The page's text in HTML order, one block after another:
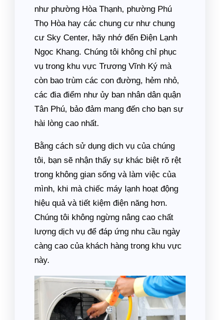
như phường Hòa Thạnh, phường Phú
Thọ Hòa hay các chung cư như chung
cư Sky Center, hãy nhớ đến Điện Lạnh
Ngọc Khang. Chúng tôi không chỉ phục
vụ trong khu vực Trương Vĩnh Ký mà
còn bao trùm các con đường, hẻm nhỏ,
các đia điểm như ủy ban nhân dân quận
Tân Phú, bảo đảm mang đến cho bạn sự
hài lòng cao nhất.
Bằng cách sử dụng dịch vụ của chúng
tôi, bạn sẽ nhận thấy sự khác biệt rõ rệt
trong không gian sống và làm việc của
mình, khi mà chiếc máy lạnh hoạt động
hiệu quả và tiết kiệm điện năng hơn.
Chúng tôi không ngừng nâng cao chất
lượng dịch vụ để đáp ứng nhu cầu ngày
càng cao của khách hàng trong khu vực
này.